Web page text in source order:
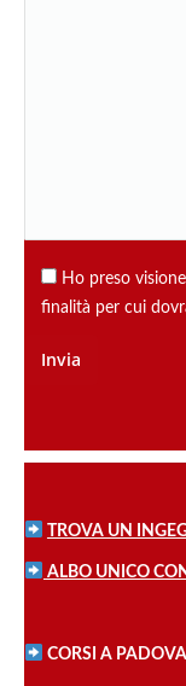
Ho preso
finalità per cui
TROVA UN
ALBO UNICO
CORSI A